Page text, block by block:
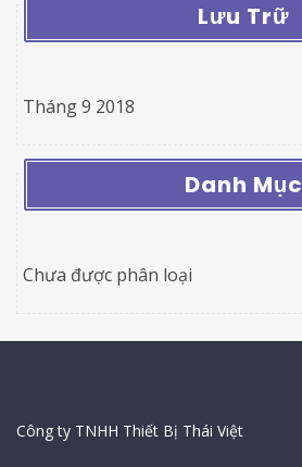
Lưu Trữ
Tháng 9 2018
Danh Mục
Chưa được phân loại
Công ty TNHH Thiết Bị Thái Việt